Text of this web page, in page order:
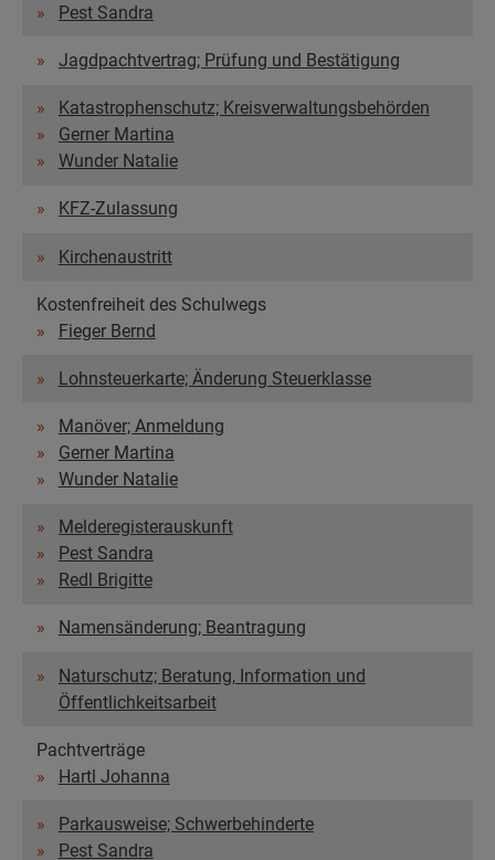
Pest Sandra
Jagdpachtvertrag; Prüfung und Bestätigung
Katastrophenschutz; Kreisverwaltungsbehörden
Gerner Martina
Wunder Natalie
KFZ-Zulassung
Kirchenaustritt
Kostenfreiheit des Schulwegs
Fieger Bernd
Lohnsteuerkarte; Änderung Steuerklasse
Manöver; Anmeldung
Gerner Martina
Wunder Natalie
Melderegisterauskunft
Pest Sandra
Redl Brigitte
Namensänderung; Beantragung
Naturschutz; Beratung, Information und
Öffentlichkeitsarbeit
Pachtverträge
Hartl Johanna
Parkausweise; Schwerbehinderte
Pest Sandra